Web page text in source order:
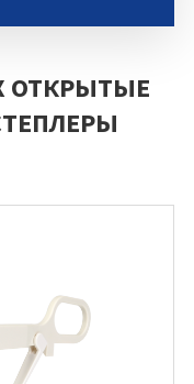
ОТКРЫТЫЕ